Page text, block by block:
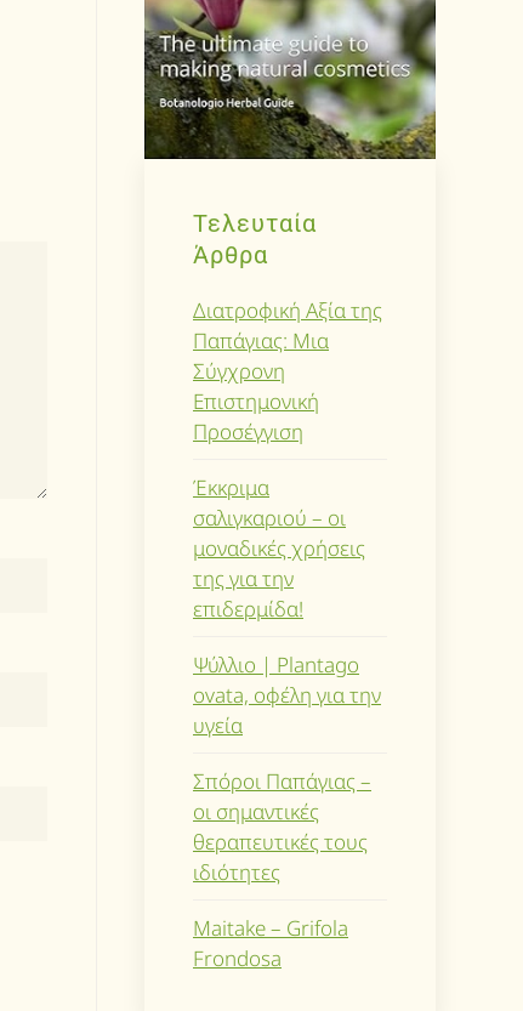
Τελευταία
Άρθρα
Διατροφική Αξία της
Παπάγιας: Μια
Σύγχρονη
Επιστημονική
Προσέγγιση
Έκκριμα
σαλιγκαριού – οι
μοναδικές χρήσεις
της για την
επιδερμίδα!
Ψύλλιο | Plantago
ovata, οφέλη για την
υγεία
Σπόροι Παπάγιας –
οι σημαντικές
θεραπευτικές τους
ιδιότητες
Maitake – Grifola
Frondosa